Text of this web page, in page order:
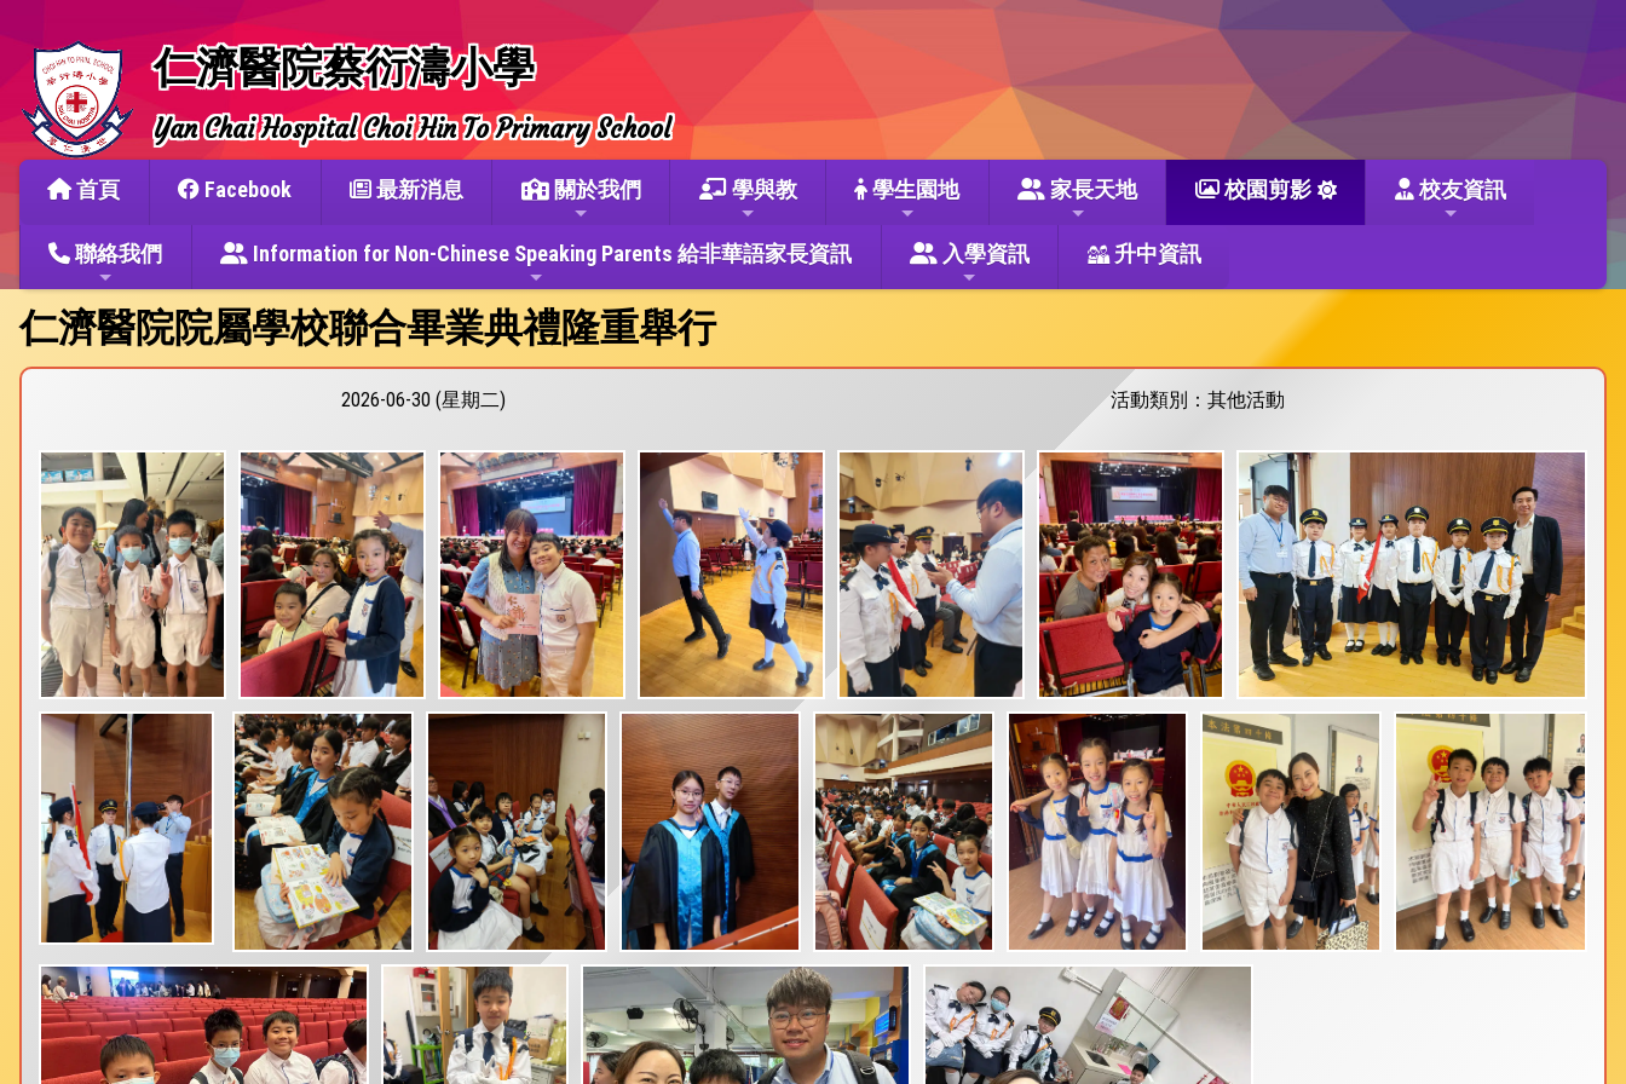
仁濟醫院蔡衍濤小學
Yan Chai Hospital Choi Hin To Primary School
首頁 Facebook 最新消息 關於我們 學與教 學生園地 家長天地 校園剪影 校友資訊
聯絡我們 Information for Non-Chinese Speaking Parents 給非華語家長資訊 入學資訊 升中資訊
仁濟醫院院屬學校聯合畢業典禮隆重舉行
2026-06-30 (星期二) 活動類別：其他活動